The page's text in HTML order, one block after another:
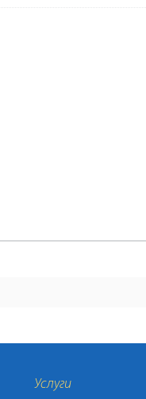
Услуги